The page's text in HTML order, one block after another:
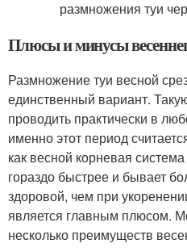
Плюсы и минусы
Размножение туи весной
единственный вариант.
проводить практически в
именно этот период
как весной корневая
гораздо быстрее и бывает
здоровой, чем при
является главным плюсом.
несколько преимуществ